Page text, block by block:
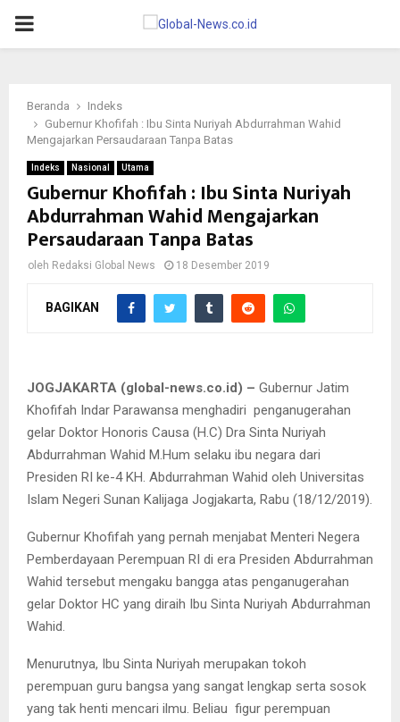
PRIMARY
Beranda
Indeks
Gubernur Khofifah : Ibu Sinta Nuriyah Abdurrahman Wahid
Mengajarkan Persaudaraan Tanpa Batas
Indeks Nasional Utama
Gubernur Khofifah : Ibu Sinta Nuriyah
Abdurrahman Wahid Mengajarkan
Persaudaraan Tanpa Batas
oleh Redaksi Global News 18 Desember 2019
BAGIKAN
Gubernur Jatim Khofifah Indar Parawansa memberikan ucapan
selamat kepada Dra Sinta Nuriyah Abdurrahman Wahid MHum
JOGJAKARTA (global-news.co.id) – Gubernur Jatim
Khofifah Indar Parawansa menghadiri penganugerahan
gelar Doktor Honoris Causa (H.C) Dra Sinta Nuriyah
Abdurrahman Wahid M.Hum selaku ibu negara dari
Presiden RI ke-4 KH. Abdurrahman Wahid oleh Universitas
Islam Negeri Sunan Kalijaga Jogjakarta, Rabu (18/12/2019).
Gubernur Khofifah yang pernah menjabat Menteri Negera
Pemberdayaan Perempuan RI di era Presiden Abdurrahman
Wahid tersebut mengaku bangga atas penganugerahan
gelar Doktor HC yang diraih Ibu Sinta Nuriyah Abdurrahman
Wahid.
Menurutnya, Ibu Sinta Nuriyah merupakan tokoh
perempuan guru bangsa yang sangat lengkap serta sosok
yang tak henti mencari ilmu. Beliau figur perempuan